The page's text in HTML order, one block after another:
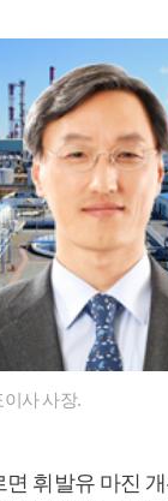
사 사장.
휘발유 마진